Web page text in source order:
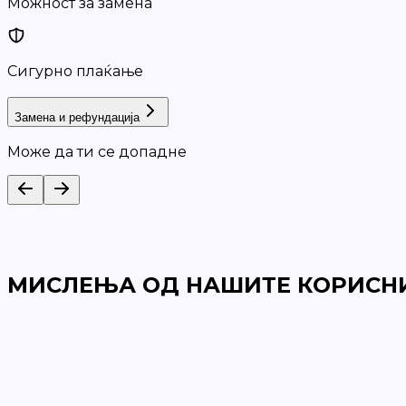
Сигурно плаќање
Замена и рефундација
Може да ти се допадне
МИСЛЕЊА ОД НАШИТЕ